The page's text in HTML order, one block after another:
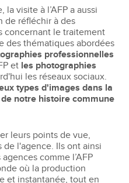
visite à l’AFP a aussi
de réfléchir à des
concernant le traitement
des thématiques abordées
professionnelles
et les photographies
les réseaux sociaux.
types d'images dans la
notre histoire commune
leurs points de vue,
de l'agence. Ils ont ainsi
comme l’AFP
où la production
et instantanée, tout en